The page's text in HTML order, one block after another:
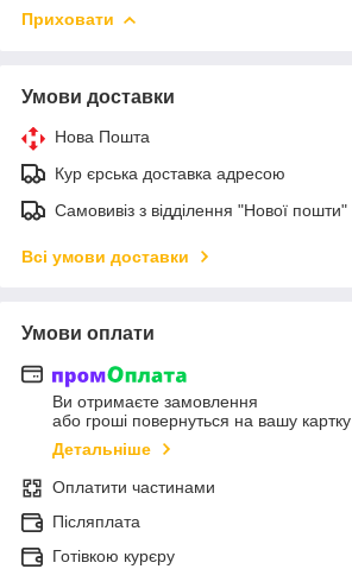
Приховати
Умови доставки
Нова Пошта
Кур єрська доставка адресою
Самовивіз з відділення "Нової пошти"
Всі умови доставки
Умови оплати
Ви отримаєте замовлення
або гроші повернуться на вашу картку
Детальніше
Оплатити частинами
Післяплата
Готівкою курєру